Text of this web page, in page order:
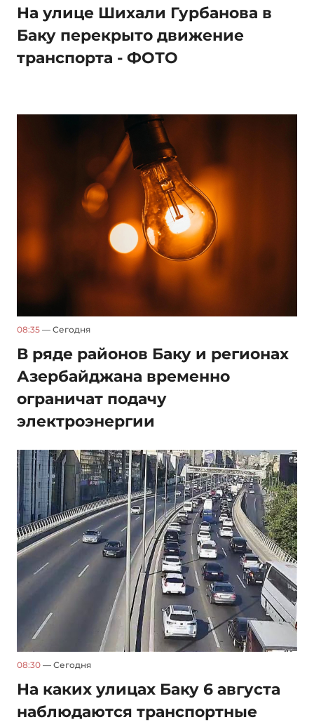
На улице Шихали Гурбанова в
Баку перекрыто движение
транспорта - ФОТО
08:35 — Сегодня
В ряде районов Баку и регионах
Азербайджана временно
ограничат подачу
электроэнергии
08:30 — Сегодня
На каких улицах Баку 6 августа
наблюдаются транспортные